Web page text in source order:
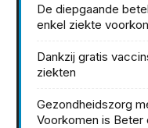
De diepgaande
enkel ziekte
Dankzij gratis
ziekten
Gezondheidszorg
Voorkomen is Beter